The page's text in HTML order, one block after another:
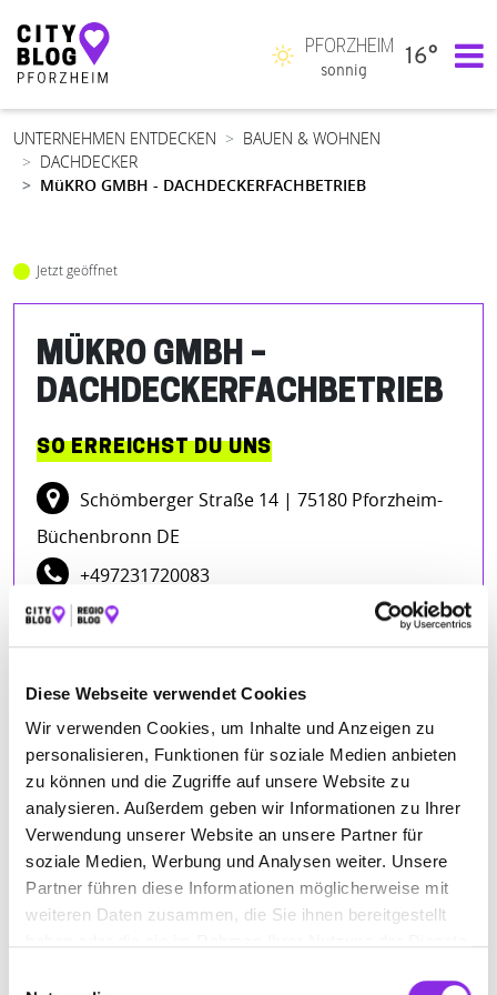
Diese Webseite verwendet Cookies
Wir verwenden Cookies, um Inhalte und Anzeigen zu
personalisieren, Funktionen für soziale Medien anbieten
zu können und die Zugriffe auf unsere Website zu
analysieren. Außerdem geben wir Informationen zu Ihrer
Verwendung unserer Website an unsere Partner für
soziale Medien, Werbung und Analysen weiter. Unsere
Partner führen diese Informationen möglicherweise mit
weiteren Daten zusammen, die Sie ihnen bereitgestellt
Hauptnavigation
PFORZHEIM
sonnig
16°
UNTERNEHMEN ENTDECKEN
BAUEN & WOHNEN
DACHDECKER
MüKRO GMBH - DACHDECKERFACHBETRIEB
Jetzt geöffnet
MÜKRO GMBH –
DACHDECKERFACHBETRIEB
SO ERREICHST DU UNS
Schömberger Straße 14 | 75180 Pforzheim-
Büchenbronn DE
+497231720083
www.muekro.de
ÖFFNUNGSZEITEN
Montag
08:00 - 13:00
Dienstag
08:00 - 13:00
Mittwoch
08:00 - 13:00
Donnerstag
08:00 - 13:00
Freitag
08:00 - 13:00